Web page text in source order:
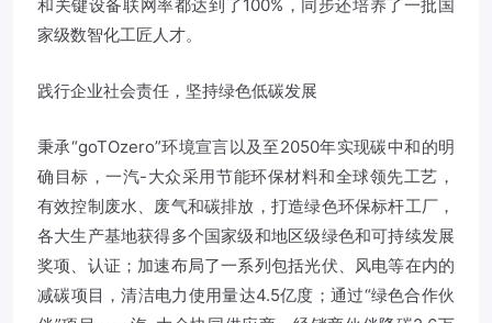
和关键设备联网率都达到了100%，同步还培养了一批国
家级数智化工匠人才。
践行企业社会责任，坚持绿色低碳发展
秉承“goTOzero”环境宣言以及至2050年实现碳中和的明
确目标，一汽-大众采用节能环保材料和全球领先工艺，
有效控制废水、废气和碳排放，打造绿色环保标杆工厂，
各大生产基地获得多个国家级和地区级绿色和可持续发展
奖项、认证；加速布局了一系列包括光伏、风电等在内的
减碳项目，清洁电力使用量达4.5亿度；通过“绿色合作伙